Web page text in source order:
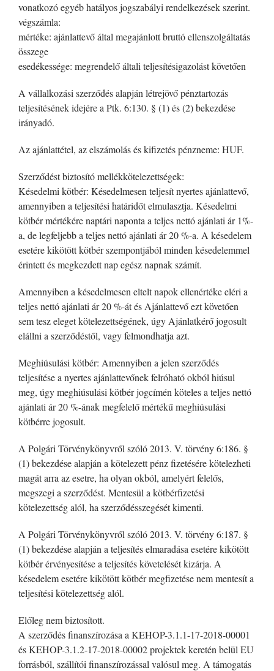
vonatkozó egyéb hatályos jogszabályi rendelkezések szerint.
végszámla:
mértéke: ajánlattevő által megajánlott bruttó ellenszolgáltatás
összege
esedékessége: megrendelő általi teljesítésigazolást követően
A vállalkozási szerződés alapján létrejövő pénztartozás
teljesítésének idejére a Ptk. 6:130. § (1) és (2) bekezdése
irányadó.
Az ajánlattétel, az elszámolás és kifizetés pénzneme: HUF.
Szerződést biztosító mellékkötelezettségek:
Késedelmi kötbér: Késedelmesen teljesít nyertes ajánlattevő,
amennyiben a teljesítési határidőt elmulasztja. Késedelmi
kötbér mértékére naptári naponta a teljes nettó ajánlati ár 1%-
a, de legfeljebb a teljes nettó ajánlati ár 20 %-a. A késedelem
esetére kikötött kötbér szempontjából minden késedelemmel
érintett és megkezdett nap egész napnak számít.
Amennyiben a késedelmesen eltelt napok ellenértéke eléri a
teljes nettó ajánlati ár 20 %-át és Ajánlattevő ezt követően
sem tesz eleget kötelezettségének, úgy Ajánlatkérő jogosult
elállni a szerződéstől, vagy felmondhatja azt.
Meghiúsulási kötbér: Amennyiben a jelen szerződés
teljesítése a nyertes ajánlattevőnek felróható okból hiúsul
meg, úgy meghiúsulási kötbér jogcímén köteles a teljes nettó
ajánlati ár 20 %-ának megfelelő mértékű meghiúsulási
kötbérre jogosult.
A Polgári Törvénykönyvről szóló 2013. V. törvény 6:186. §
(1) bekezdése alapján a kötelezett pénz fizetésére kötelezheti
magát arra az esetre, ha olyan okból, amelyért felelős,
megszegi a szerződést. Mentesül a kötbérfizetési
kötelezettség alól, ha szerződésszegését kimenti.
A Polgári Törvénykönyvről szóló 2013. V. törvény 6:187. §
(1) bekezdése alapján a teljesítés elmaradása esetére kikötött
kötbér érvényesítése a teljesítés követelését kizárja. A
késedelem esetére kikötött kötbér megfizetése nem mentesít a
teljesítési kötelezettség alól.
Előleg nem biztosított.
A szerződés finanszírozása a KEHOP-3.1.1-17-2018-00001
és KEHOP-3.1.2-17-2018-00002 projektek keretén belül EU
forrásból, szállítói finanszírozással valósul meg. A támogatás